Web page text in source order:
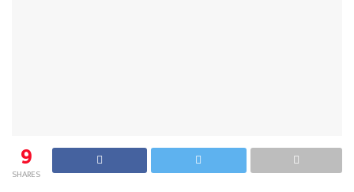
9
SHARES